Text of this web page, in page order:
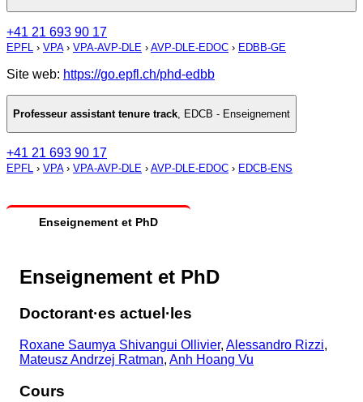
+41 21 693 90 17
EPFL › VPA› VPA-AVP-DLE › AVP-DLE-EDOC › EDBB-GE
Site web: https://go.epfl.ch/phd-edbb
Professeur assistant tenure track, EDCB - Enseignement
+41 21 693 90 17
EPFL › VPA› VPA-AVP-DLE › AVP-DLE-EDOC › EDCB-ENS
Enseignement et PhD
Enseignement et PhD
Doctorant·es actuel·les
Roxane Saumya Shivangui Ollivier, Alessandro Rizzi,
Mateusz Andrzej Ratman, Anh Hoang Vu
Cours